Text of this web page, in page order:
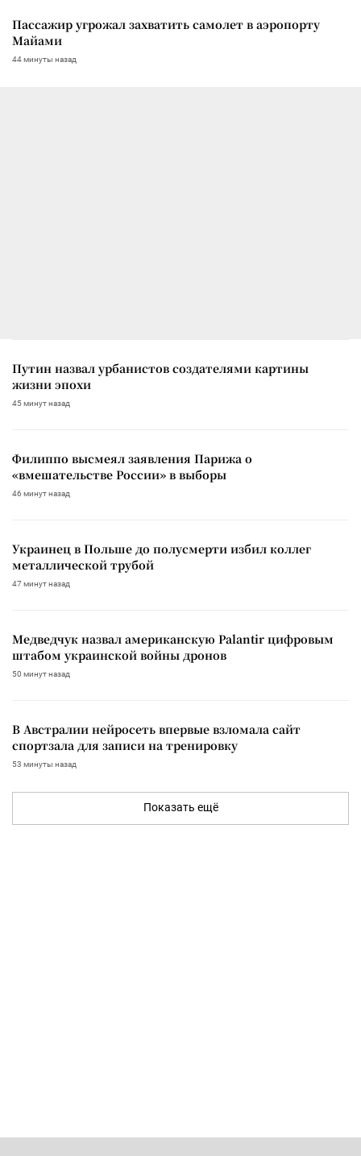
Пассажир угрожал захватить самолет в аэропорту
Майами
44 минуты назад
Путин назвал урбанистов создателями картины
жизни эпохи
45 минут назад
Филиппо высмеял заявления Парижа о
«вмешательстве России» в выборы
46 минут назад
Украинец в Польше до полусмерти избил коллег
металлической трубой
47 минут назад
Медведчук назвал американскую Palantir цифровым
штабом украинской войны дронов
50 минут назад
В Австралии нейросеть впервые взломала сайт
спортзала для записи на тренировку
53 минуты назад
Показать ещё